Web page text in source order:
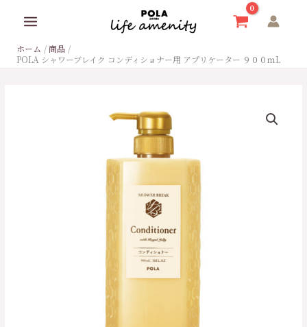
ホーム
商品
POLA シャワーブレイク コンディショナー用 アプリケーター ９００ｍL